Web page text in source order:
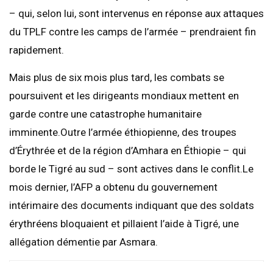
– qui, selon lui, sont intervenus en réponse aux attaques
du TPLF contre les camps de l’armée – prendraient fin
rapidement.
Mais plus de six mois plus tard, les combats se
poursuivent et les dirigeants mondiaux mettent en
garde contre une catastrophe humanitaire
imminente.Outre l’armée éthiopienne, des troupes
d’Érythrée et de la région d’Amhara en Éthiopie – qui
borde le Tigré au sud – sont actives dans le conflit.Le
mois dernier, l’AFP a obtenu du gouvernement
intérimaire des documents indiquant que des soldats
érythréens bloquaient et pillaient l’aide à Tigré, une
allégation démentie par Asmara.